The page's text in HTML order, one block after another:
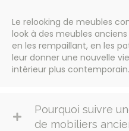
Le relooking de meubles
look à des meubles
en les rempaillant, en les
leur donner une nouvelle
intérieur plus contemporain.
Pourquoi suivre
de mobiliers